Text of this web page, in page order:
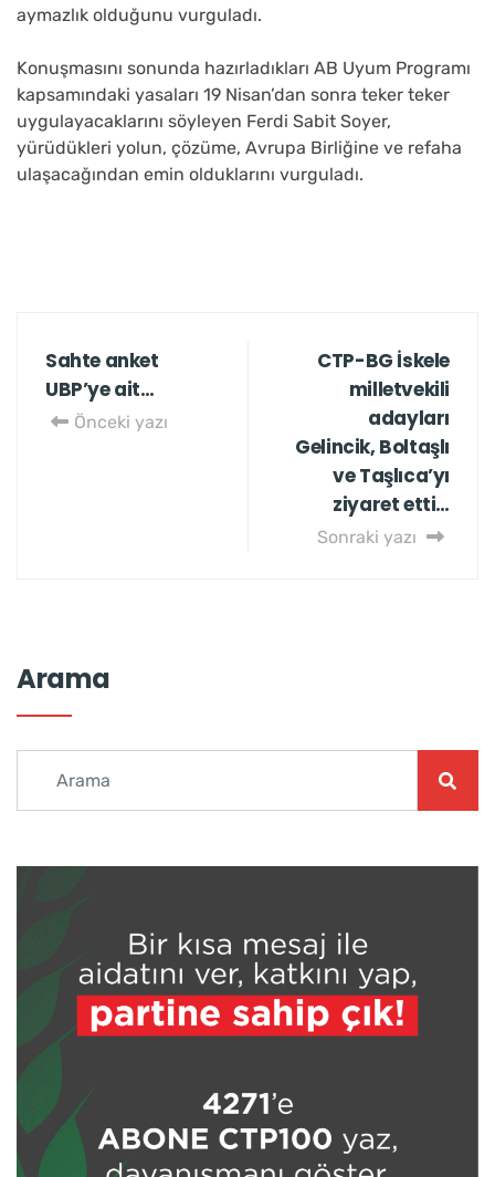
aymazlık olduğunu vurguladı.
Konuşmasını sonunda hazırladıkları AB Uyum Programı
kapsamındaki yasaları 19 Nisan’dan sonra teker teker
uygulayacaklarını söyleyen Ferdi Sabit Soyer,
yürüdükleri yolun, çözüme, Avrupa Birliğine ve refaha
ulaşacağından emin olduklarını vurguladı.
Sahte anket
UBP’ye ait…
Önceki yazı
CTP-BG İskele
milletvekili
adayları
Gelincik, Boltaşlı
ve Taşlıca’yı
ziyaret etti…
Sonraki yazı
Arama